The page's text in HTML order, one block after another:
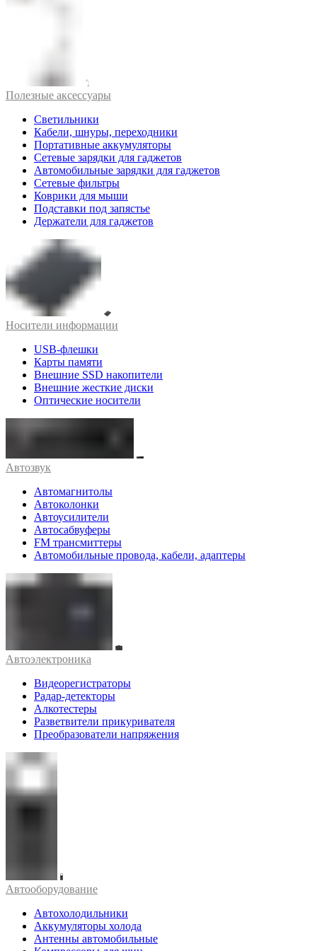
Полезные аксессуары
Светильники
Кабели, шнуры, переходники
Портативные аккумуляторы
Сетевые зарядки для гаджетов
Автомобильные зарядки для гаджетов
Сетевые фильтры
Коврики для мыши
Подставки под запястье
Держатели для гаджетов
Носители информации
USB-флешки
Карты памяти
Внешние SSD накопители
Внешние жесткие диски
Оптические носители
Автозвук
Автомагнитолы
Автоколонки
Автоусилители
Автосабвуферы
FM трансмиттеры
Автомобильные провода, кабели, адаптеры
Автоэлектроника
Видеорегистраторы
Радар-детекторы
Алкотестеры
Разветвители прикуривателя
Преобразователи напряжения
Автооборудование
Автохолодильники
Аккумуляторы холода
Антенны автомобильные